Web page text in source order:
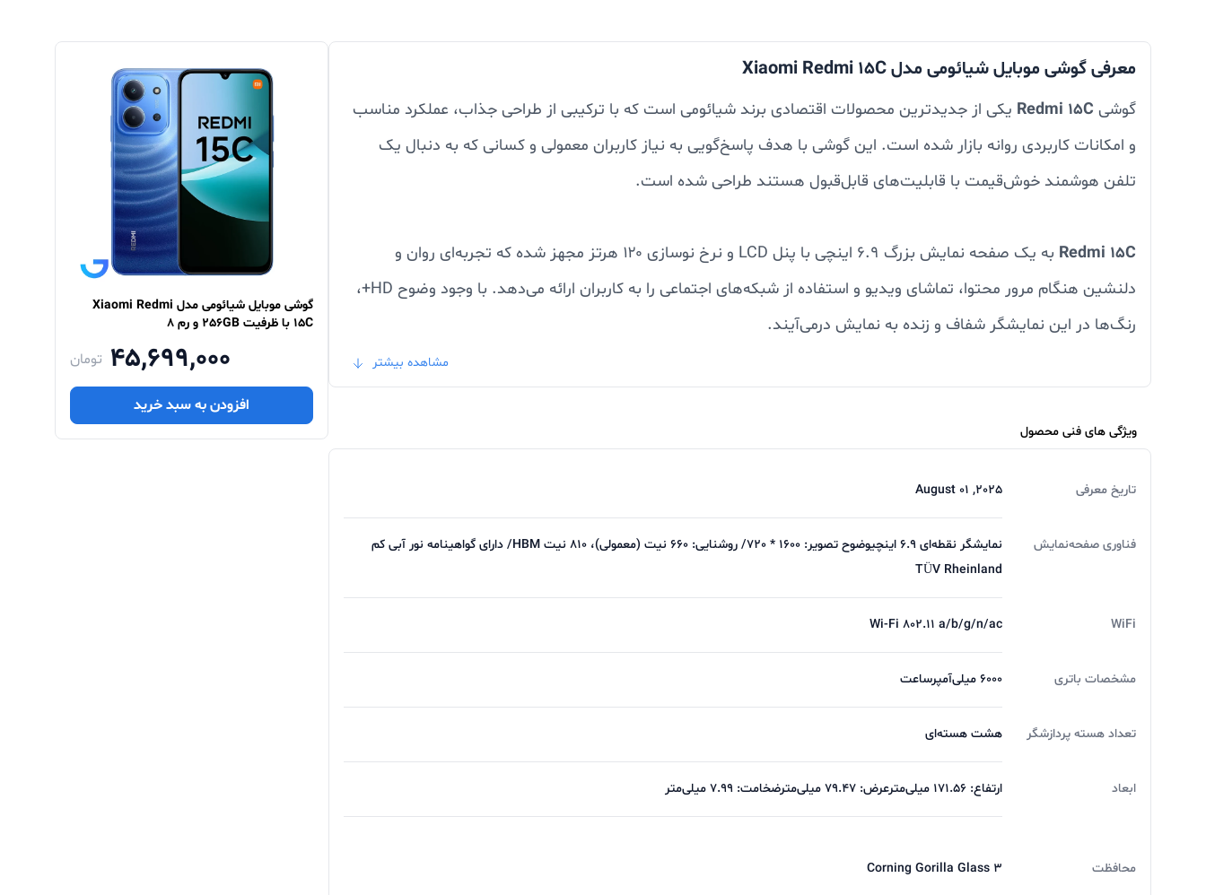
معرفی گوشی موبایل شیائومی مدلXiaomi Redmi 15C
گوشی Redmi 15C یکی از جدیدترین محصولات اقتصادی برند شیائومی است که با ترکیبی از طراحی جذاب، عملکرد مناسب
و امکانات کاربردی روانه بازار شده است. این گوشی با هدف پاسخ‌گویی به نیاز کاربران معمولی و کسانی که به دنبال یک
تلفن هوشمند خوش‌قیمت با قابلیت‌های قابل‌قبول هستند طراحی شده است.
Redmi 15C
به یک صفحه نمایش بزرگ ۶.۹ اینچی با پنل LCD و نرخ نوسازی ۱۲۰ هرتز مجهز شده که تجربه‌ای روان و
دلنشین هنگام مرور محتوا، تماشای ویدیو و استفاده از شبکه‌های اجتماعی را به کاربران ارائه می‌دهد. با وجود وضوح HD+،
رنگ‌ها در این نمایشگر شفاف و زنده به نمایش درمی‌آیند.
حتی اجرای برخی بازی‌های سبک تا نیمه‌سنگین عملکردی روان و بدون لگ ارائه می‌دهد. این گوشی در نسخه‌های مختلفی با
اپلیکیشن‌ها فراهم می‌کند.
گزینه‌ای رضایت‌بخش است.
کامل باتری صرف نشود.
از دیگر ویژگی‌های این گوشی می‌توان به
مشاهده بیشتر
ویژگی های فنی محصول
تاریخ معرفی 2025, August 01
فناوری صفحه‌نمایش
نمایشگر نقطه‌ای ۶.۹ اینچیوضوح تصویر: 1600 * 720/ روشنایی: ۶۶۰ نیت (معمولی)، ۸۱۰ نیت HBM/ دارای گواهینامه نور آبی کم
TÜV Rheinland
WiFi
Wi-Fi 802.11 a/b/g/n/ac
مشخصات باتری 6000 میلی‌آمپرساعت
تعداد هسته پردازشگر هشت هسته‌ای
ابعاد ارتفاع: ۱۷۱.۵۶ میلی‌مترعرض: ۷۹.۴۷ میلی‌مترضخامت: ۷.۹۹ میلی‌متر
محافظت Corning Gorilla Glass 3
گوشی موبایل شیائومی مدل Xiaomi Redmi
15C با ظرفیت 256GB و رم 8
45,699,000 تومان
افزودن به سبد خرید